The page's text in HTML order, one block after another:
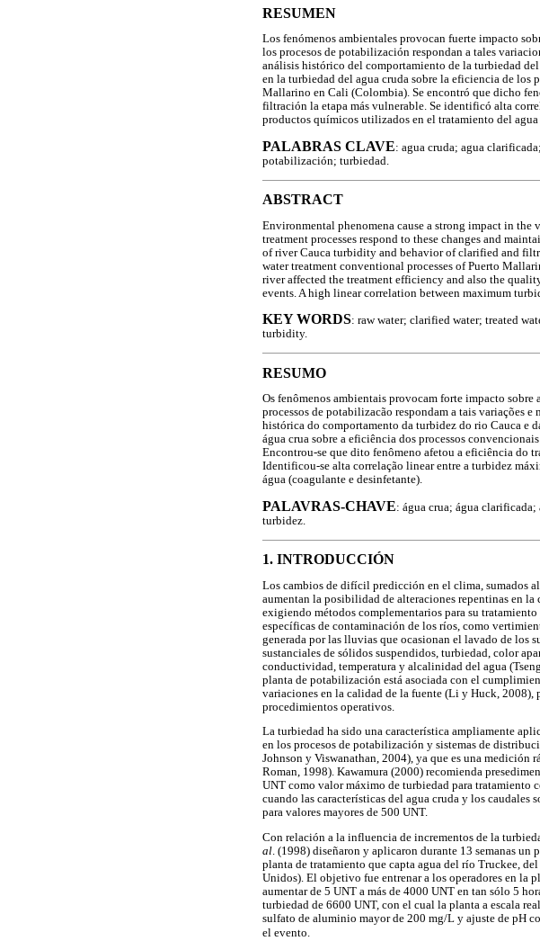
RESUMEN
Los fenómenos ambientales provocan fuerte impacto
los procesos de potabilización respondan a tales
análisis histórico del comportamiento de la turbiedad
en la turbiedad del agua cruda sobre la eficiencia de los
Mallarino en Cali (Colombia). Se encontró que dicho
filtración la etapa más vulnerable. Se identificó alta
productos químicos utilizados en el tratamiento del
PALABRAS CLAVE: agua cruda; agua
potabilización; turbiedad.
ABSTRACT
Environmental phenomena cause a strong impact in
treatment processes respond to these changes and
of river Cauca turbidity and behavior of clarified and
water treatment conventional processes of Puerto
river affected the treatment efficiency and also the
events. A high linear correlation between maximum
KEY WORDS: raw water; clarified water; treated
turbidity.
RESUMO
Os fenômenos ambientais provocam forte impacto
processos de potabilizacão respondam a tais variações e
histórica do comportamento da turbidez do rio Cauca e
água crua sobre a eficiência dos processos
Encontrou-se que dito fenômeno afetou a eficiência do
Identificou-se alta correlação linear entre a turbidez
água (coagulante e desinfetante).
PALAVRAS-CHAVE: água crua; água
turbidez.
1. INTRODUCCIÓN
Los cambios de difícil predicción en el clima, sumados
aumentan la posibilidad de alteraciones repentinas en
exigiendo métodos complementarios para su
específicas de contaminación de los ríos, como
generada por las lluvias que ocasionan el lavado de los
sustanciales de sólidos suspendidos, turbiedad, color
conductividad, temperatura y alcalinidad del agua
planta de potabilización está asociada con el
variaciones en la calidad de la fuente (Li y Huck, 2008),
procedimientos operativos.
La turbiedad ha sido una característica ampliamente
en los procesos de potabilización y sistemas de
Johnson y Viswanathan, 2004), ya que es una
Roman, 1998). Kawamura (2000) recomienda
UNT como valor máximo de turbiedad para tratamiento
cuando las características del agua cruda y los
para valores mayores de 500 UNT.
Con relación a la influencia de incrementos de la
al. (1998) diseñaron y aplicaron durante 13 semanas
planta de tratamiento que capta agua del río Truckee,
Unidos). El objetivo fue entrenar a los operadores en la
aumentar de 5 UNT a más de 4000 UNT en tan sólo 5
turbiedad de 6600 UNT, con el cual la planta a escala
sulfato de aluminio mayor de 200 mg/L y ajuste de pH
el evento.